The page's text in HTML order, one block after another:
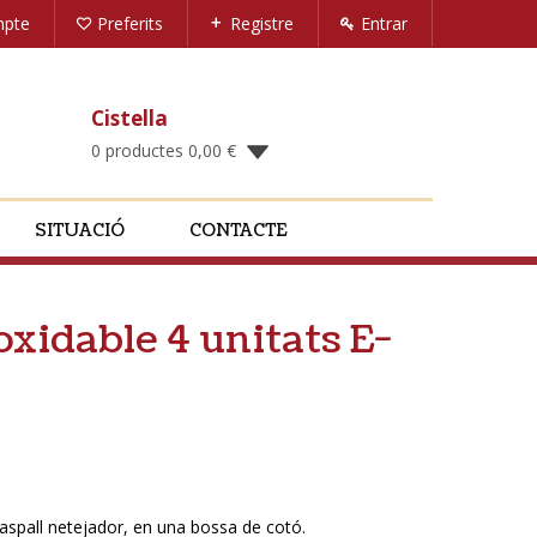
Preferits Registre Entrar
Cistella
0 productes 0,00 €
SITUACIÓ CONTACTE
4 unitats E-
netejador, en una bossa de cotó.